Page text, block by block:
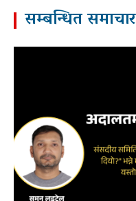
सम्बन्धित समाचार